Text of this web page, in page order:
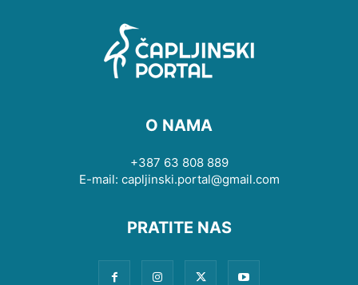
O NAMA
+387 63 808 889
E-mail: capljinski.portal@gmail.com
PRATITE NAS